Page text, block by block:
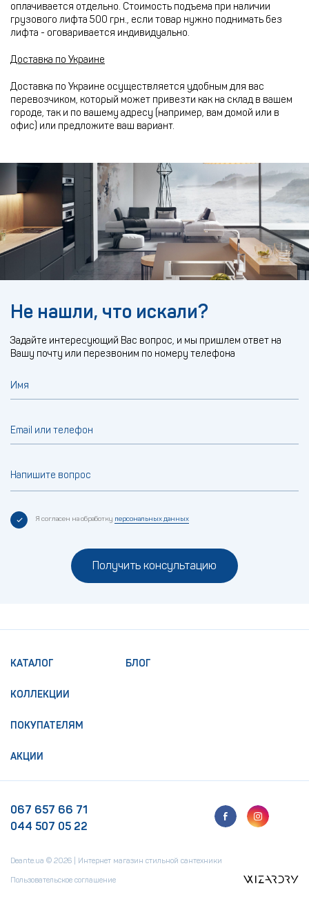
оплачивается отдельно. Стоимость подъема при наличии
грузового лифта 500 грн., если товар нужно поднимать без
лифта - оговаривается индивидуально.
Доставка по Украине
Доставка по Украине осуществляется удобным для вас
перевозчиком, который может привезти как на склад в вашем
городе, так и по вашему адресу (например, вам домой или в
офис) или предложите ваш вариант.
Не нашли, что искали?
Задайте интересующий Вас вопрос, и мы пришлем ответ на
Вашу почту или перезвоним по номеру телефона
Имя
Email или телефон
Напишите вопрос
Я согласен на обработку персональных данных
Получить консультацию
КАТАЛОГ
КОЛЛЕКЦИИ
ПОКУПАТЕЛЯМ
АКЦИИ
БЛОГ
067 657 66 71
044 507 05 22
Deante.ua © 2026 | Интернет магазин стильной сантехники
Пользовательское соглашение